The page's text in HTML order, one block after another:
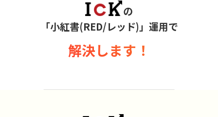
の
「小紅書(RED/レッド)」運用で
解決します！